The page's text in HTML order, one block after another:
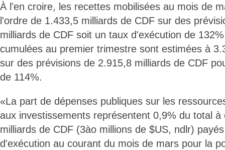
À l'en croire, les recettes mobilisées au mois de
l'ordre de 1.433,5 milliards de CDF sur des
milliards de CDF soit un taux d'exécution de
cumulées au premier trimestre sont estimées à
sur des prévisions de 2.915,8 milliards de CDF
de 114%.
«La part de dépenses publiques sur les
aux investissements représentent 0,9% du total à
milliards de CDF (3ào millions de $US, ndlr)
d'exécution au courant du mois de mars pour la